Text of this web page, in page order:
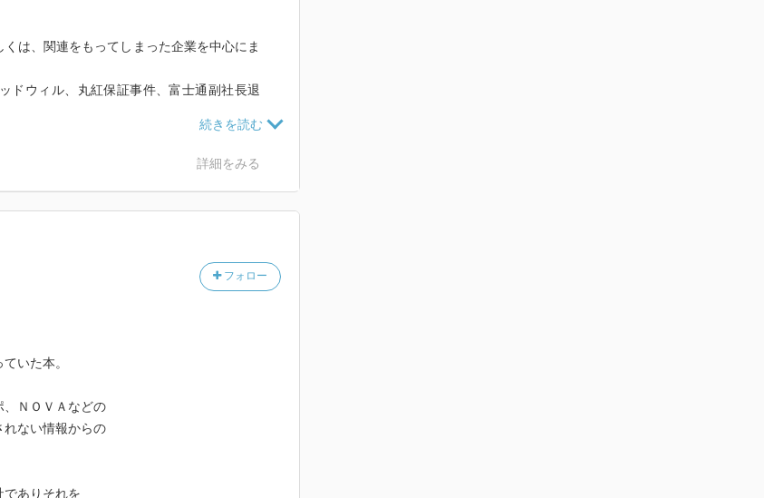
は、関連をもってしまった企業を中心にま
ドウィル、丸紅保証事件、富士通副社長退
詳細をみる
フォロー
いた本。
、ＮＯＶＡなどの
れない情報からの
でありそれを